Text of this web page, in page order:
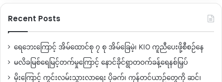
Recent Posts
ရေဘေးကြောင့် အိမ်ထောင်စု ၇ စု အိမ်ခြေမဲ့၊ KIO ကူညီပေးဖို့စီစဉ်နေ
မလိခမြစ်ရေမြင့်တက်မှုကြောင့် နောင်ခိုင်ရွာတဝက်ခန့်ရေနစ်မြှပ်
မိုးကြောင့် ကွင်းလမ်းသွားလာရေး ပိုခက်၊ ကုန်တင်ယာဉ်တွေကို ဆင်၊